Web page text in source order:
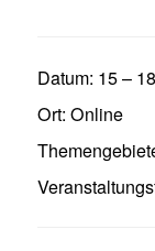
Datum: 15–
Ort: Online